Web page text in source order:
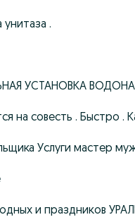
унитаза .
УСТАНОВКА
на совесть . Быстро .
Услуги мастер
и праздников